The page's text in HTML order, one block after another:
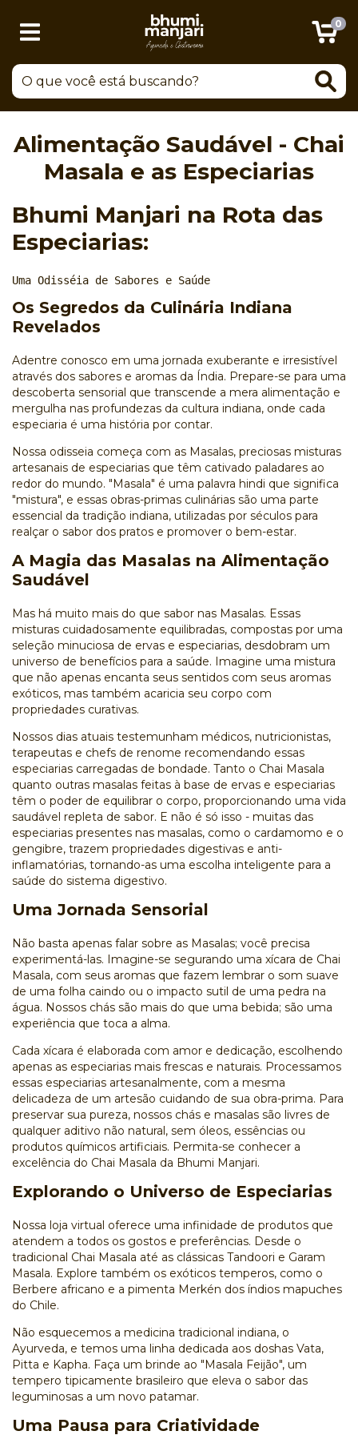
0
Alimentação Saudável - Chai
Masala e as Especiarias
Bhumi Manjari na Rota das
Especiarias:
Uma Odisséia de Sabores e Saúde
Os Segredos da Culinária Indiana
Revelados
Adentre conosco em uma jornada exuberante e irresistível
através dos sabores e aromas da Índia. Prepare-se para uma
descoberta sensorial que transcende a mera alimentação e
mergulha nas profundezas da cultura indiana, onde cada
especiaria é uma história por contar.
Nossa odisseia começa com as Masalas, preciosas misturas
artesanais de especiarias que têm cativado paladares ao
redor do mundo. "Masala" é uma palavra hindi que significa
"mistura", e essas obras-primas culinárias são uma parte
essencial da tradição indiana, utilizadas por séculos para
realçar o sabor dos pratos e promover o bem-estar.
A Magia das Masalas na Alimentação
Saudável
Mas há muito mais do que sabor nas Masalas. Essas
misturas cuidadosamente equilibradas, compostas por uma
seleção minuciosa de ervas e especiarias, desdobram um
universo de benefícios para a saúde. Imagine uma mistura
que não apenas encanta seus sentidos com seus aromas
exóticos, mas também acaricia seu corpo com
propriedades curativas.
Nossos dias atuais testemunham médicos, nutricionistas,
terapeutas e chefs de renome recomendando essas
especiarias carregadas de bondade. Tanto o Chai Masala
quanto outras masalas feitas à base de ervas e especiarias
têm o poder de equilibrar o corpo, proporcionando uma vida
saudável repleta de sabor. E não é só isso - muitas das
especiarias presentes nas masalas, como o cardamomo e o
gengibre, trazem propriedades digestivas e anti-
inflamatórias, tornando-as uma escolha inteligente para a
saúde do sistema digestivo.
Uma Jornada Sensorial
Não basta apenas falar sobre as Masalas; você precisa
experimentá-las. Imagine-se segurando uma xícara de Chai
Masala, com seus aromas que fazem lembrar o som suave
de uma folha caindo ou o impacto sutil de uma pedra na
água. Nossos chás são mais do que uma bebida; são uma
experiência que toca a alma.
Cada xícara é elaborada com amor e dedicação, escolhendo
apenas as especiarias mais frescas e naturais. Processamos
essas especiarias artesanalmente, com a mesma
delicadeza de um artesão cuidando de sua obra-prima. Para
preservar sua pureza, nossos chás e masalas são livres de
qualquer aditivo não natural, sem óleos, essências ou
produtos químicos artificiais. Permita-se conhecer a
excelência do Chai Masala da Bhumi Manjari.
Explorando o Universo de Especiarias
Nossa loja virtual oferece uma infinidade de produtos que
atendem a todos os gostos e preferências. Desde o
tradicional Chai Masala até as clássicas Tandoori e Garam
Masala. Explore também os exóticos temperos, como o
Berbere africano e a pimenta Merkén dos índios mapuches
do Chile.
Não esquecemos a medicina tradicional indiana, o
Ayurveda, e temos uma linha dedicada aos doshas Vata,
Pitta e Kapha. Faça um brinde ao "Masala Feijão", um
tempero tipicamente brasileiro que eleva o sabor das
leguminosas a um novo patamar.
Uma Pausa para Criatividade